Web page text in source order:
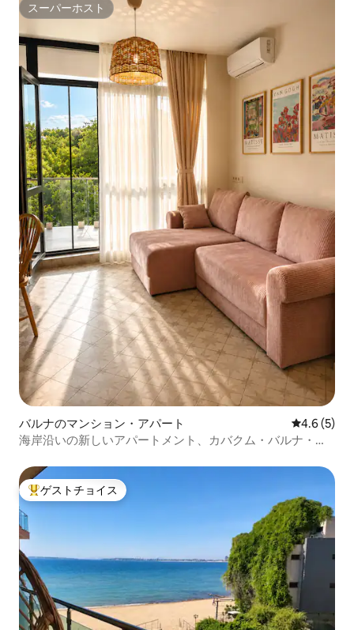
スーパーホスト
スーパーホスト
バルナのマンション・アパート レビュー5
4.6 (5)
海岸沿いの新しいアパートメント、カバクム・バルナ・ビ
大好評のゲストチョイスです。
ゲストチョイス